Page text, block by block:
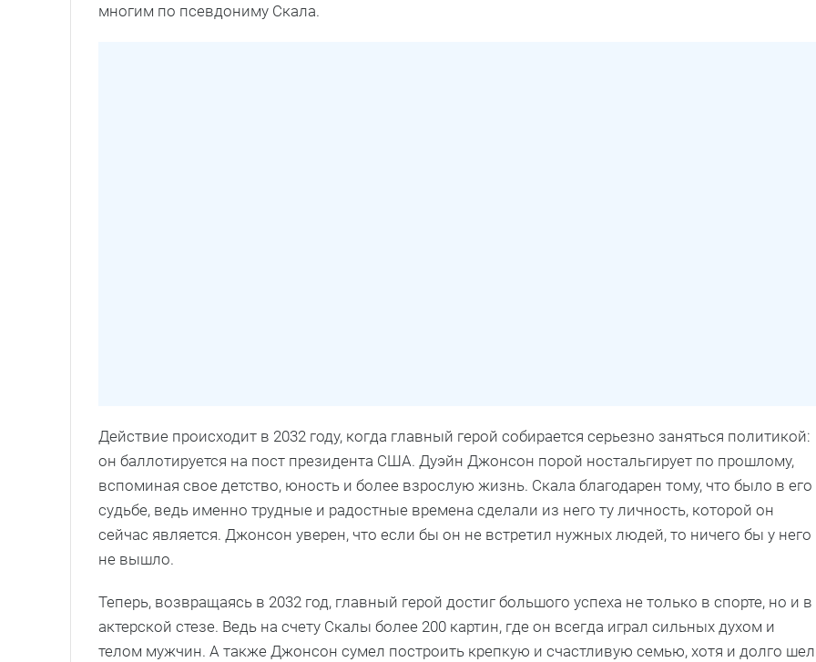
многим по псевдониму Скала.
Действие происходит в 2032 году, когда главный герой собирается серьезно заняться политикой:
он баллотируется на пост президента США. Дуэйн Джонсон порой ностальгирует по прошлому,
вспоминая свое детство, юность и более взрослую жизнь. Скала благодарен тому, что было в его
судьбе, ведь именно трудные и радостные времена сделали из него ту личность, которой он
сейчас является. Джонсон уверен, что если бы он не встретил нужных людей, то ничего бы у него
не вышло.
Теперь, возвращаясь в 2032 год, главный герой достиг большого успеха не только в спорте, но и в
актерской стезе. Ведь на счету Скалы более 200 картин, где он всегда играл сильных духом и
телом мужчин. А также Джонсон сумел построить крепкую и счастливую семью, хотя и долго шел